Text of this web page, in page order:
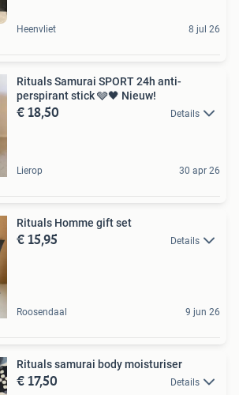
Heenvliet 8 jul 26
Rituals Samurai SPORT 24h anti-
perspirant stick 🩶🖤 Nieuw!
€ 18,50 Details
Lierop 30 apr 26
Rituals Homme gift set
€ 15,95 Details
Roosendaal 9 jun 26
Rituals samurai body moisturiser
€ 17,50 Details